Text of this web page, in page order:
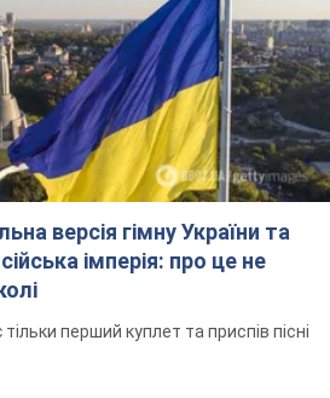
версія гімну України та
імперія: про це не
перший куплет та приспів пісні